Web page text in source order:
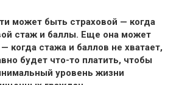
может быть страховой — когда
стаж и баллы. Еще она может
когда стажа и баллов не хватает,
будет что-то платить, чтобы
уровень жизни